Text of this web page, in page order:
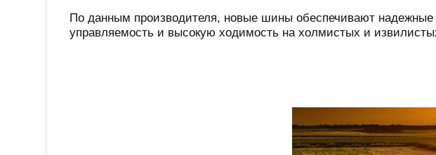
По данным производителя, новые шины обеспечивают
управляемость и высокую ходимость на холмистых и